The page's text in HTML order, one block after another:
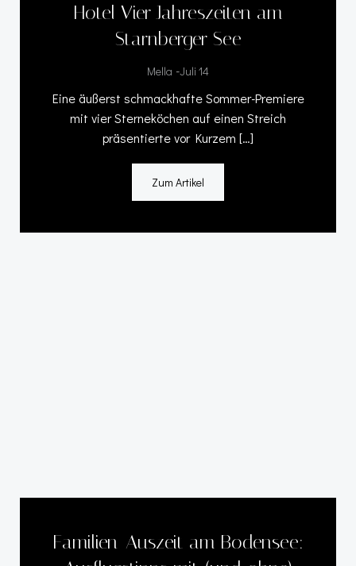
Hotel Vier Jahreszeiten am
Starnberger See
Mella -Juli 14
Eine äußerst schmackhafte Sommer-Premiere
mit vier Sterneköchen auf einen Streich
präsentierte vor Kurzem […]
Zum Artikel
Familien-Auszeit am Bodensee: